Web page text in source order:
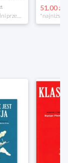
*najniższa cena z 30 dni przed obniżką
51.00 zł